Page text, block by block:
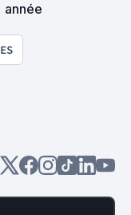
année